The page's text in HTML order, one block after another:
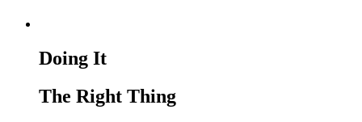
Doing It
The Right Thing